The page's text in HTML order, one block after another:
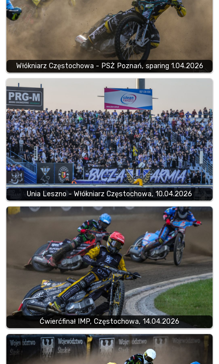
Włókniarz Częstochowa - PSŻ Poznań, sparing 1.04.2026
Unia Leszno - Włókniarz Częstochowa, 10.04.2026
Ćwierćfinał IMP, Częstochowa, 14.04.2026